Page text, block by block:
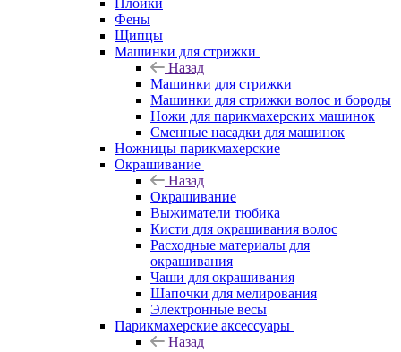
Плойки
Фены
Щипцы
Машинки для стрижки
Назад
Машинки для стрижки
Машинки для стрижки волос и бороды
Ножи для парикмахерских машинок
Сменные насадки для машинок
Ножницы парикмахерские
Окрашивание
Назад
Окрашивание
Выжиматели тюбика
Кисти для окрашивания волос
Расходные материалы для
окрашивания
Чаши для окрашивания
Шапочки для мелирования
Электронные весы
Парикмахерские аксессуары
Назад